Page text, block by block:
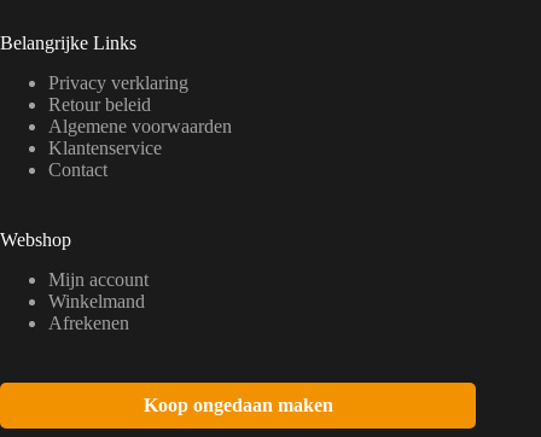
Belangrijke Links
Privacy verklaring
Retour beleid
Algemene voorwaarden
Klantenservice
Contact
Webshop
Mijn account
Winkelmand
Afrekenen
Koop ongedaan maken